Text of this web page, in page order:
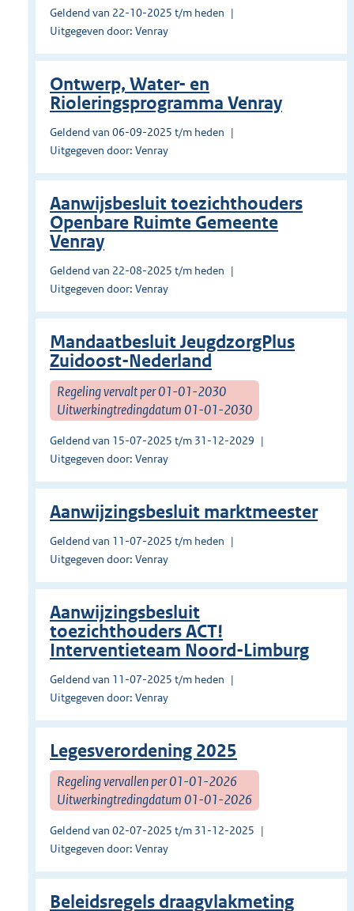
Geldend van 22-10-2025 t/m heden
Uitgegeven door: Venray
Ontwerp, Water- en
Rioleringsprogramma Venray
Geldend van 06-09-2025 t/m heden
Uitgegeven door: Venray
Aanwijsbesluit toezichthouders
Openbare Ruimte Gemeente
Venray
Geldend van 22-08-2025 t/m heden
Uitgegeven door: Venray
Mandaatbesluit JeugdzorgPlus
Zuidoost-Nederland
Regeling vervalt per 01-01-2030
Uitwerkingtredingdatum 01-01-2030
Geldend van 15-07-2025 t/m 31-12-2029
Uitgegeven door: Venray
Aanwijzingsbesluit marktmeester
Geldend van 11-07-2025 t/m heden
Uitgegeven door: Venray
Aanwijzingsbesluit
toezichthouders ACT!
Interventieteam Noord-Limburg
Geldend van 11-07-2025 t/m heden
Uitgegeven door: Venray
Legesverordening 2025
Regeling vervallen per 01-01-2026
Uitwerkingtredingdatum 01-01-2026
Geldend van 02-07-2025 t/m 31-12-2025
Uitgegeven door: Venray
Beleidsregels draagvlakmeting